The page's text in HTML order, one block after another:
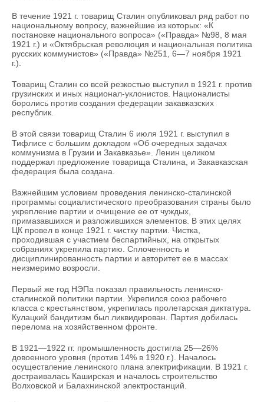
В течение 1921 г. товарищ Сталин опубликовал ряд работ по
национальному вопросу, важнейшие из которых: «К
постановке национального вопроса» («Правда» №98, 8 мая
1921 г.) и «Октябрьская революция и национальная политика
русских коммунистов» («Правда» №251, 6—7 ноября 1921
г.).
Товарищ Сталин со всей резкостью выступил в 1921 г. против
грузинских и иных национал-уклонистов. Националисты
боролись против создания федерации закавказских
республик.
В этой связи товарищ Сталин 6 июля 1921 г. выступил в
Тифлисе с большим докладом «Об очередных задачах
коммунизма в Грузии и Закавказье». Ленин целиком
поддержал предложение товарища Сталина, и Закавказская
федерация была создана.
Важнейшим условием проведения ленинско-сталинской
программы социалистического преобразования страны было
укрепление партии и очищение ее от чуждых,
примазавшихся и разложившихся элементов. В этих целях
ЦК провел в конце 1921 г. чистку партии. Чистка,
проходившая с участием беспартийных, на открытых
собраниях укрепила партию. Сплоченность и
дисциплинированность партии и авторитет ее в массах
неизмеримо возросли.
Первый же год НЭПа показал правильность ленинско-
сталинской политики партии. Укрепился союз рабочего
класса с крестьянством, укрепилась пролетарская диктатура.
Кулацкий бандитизм был ликвидирован. Партия добилась
перелома на хозяйственном фронте.
В 1921—1922 гг. промышленность достигла 25—26%
довоенного уровня (против 14% в 1920 г.). Началось
осуществление ленинского плана электрификации. В 1921 г.
достраивалась Каширская и началось строительство
Волховской и Балахнинской электростанций.